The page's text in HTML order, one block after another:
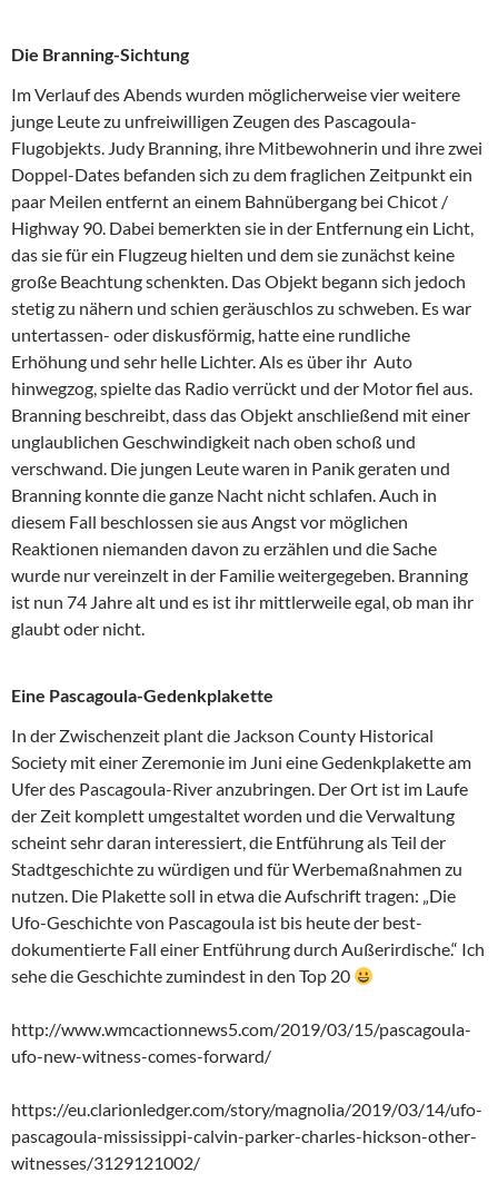
Die Branning-Sichtung
Im Verlauf des Abends wurden möglicherweise vier weitere
junge Leute zu unfreiwilligen Zeugen des Pascagoula-
Flugobjekts. Judy Branning, ihre Mitbewohnerin und ihre zwei
Doppel-Dates befanden sich zu dem fraglichen Zeitpunkt ein
paar Meilen entfernt an einem Bahnübergang bei Chicot /
Highway 90. Dabei bemerkten sie in der Entfernung ein Licht,
das sie für ein Flugzeug hielten und dem sie zunächst keine
große Beachtung schenkten. Das Objekt begann sich jedoch
stetig zu nähern und schien geräuschlos zu schweben. Es war
untertassen- oder diskusförmig, hatte eine rundliche
Erhöhung und sehr helle Lichter. Als es über ihr Auto
hinwegzog, spielte das Radio verrückt und der Motor fiel aus.
Branning beschreibt, dass das Objekt anschließend mit einer
unglaublichen Geschwindigkeit nach oben schoß und
verschwand. Die jungen Leute waren in Panik geraten und
Branning konnte die ganze Nacht nicht schlafen. Auch in
diesem Fall beschlossen sie aus Angst vor möglichen
Reaktionen niemanden davon zu erzählen und die Sache
wurde nur vereinzelt in der Familie weitergegeben. Branning
ist nun 74 Jahre alt und es ist ihr mittlerweile egal, ob man ihr
glaubt oder nicht.
Eine Pascagoula-Gedenkplakette
In der Zwischenzeit plant die Jackson County Historical
Society mit einer Zeremonie im Juni eine Gedenkplakette am
Ufer des Pascagoula-River anzubringen. Der Ort ist im Laufe
der Zeit komplett umgestaltet worden und die Verwaltung
scheint sehr daran interessiert, die Entführung als Teil der
Stadtgeschichte zu würdigen und für Werbemaßnahmen zu
nutzen. Die Plakette soll in etwa die Aufschrift tragen: „Die
Ufo-Geschichte von Pascagoula ist bis heute der best-
dokumentierte Fall einer Entführung durch Außerirdische.“ Ich
sehe die Geschichte zumindest in den Top 20
http://www.wmcactionnews5.com/2019/03/15/pascagoula-
ufo-new-witness-comes-forward/
https://eu.clarionledger.com/story/magnolia/2019/03/14/ufo-
pascagoula-mississippi-calvin-parker-charles-hickson-other-
witnesses/3129121002/